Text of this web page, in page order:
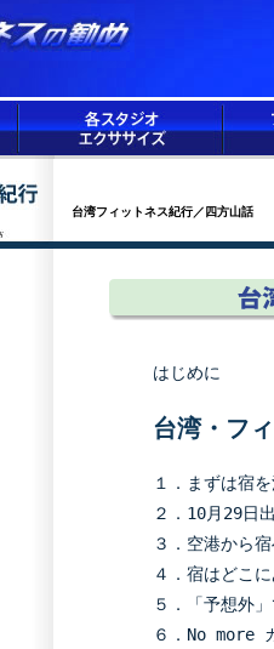
台湾フィットネス紀行／四方山話
はじめに
台湾・フ
１． まずは宿
２． 10月29日
３． 空港から
４． 宿はどこ
５．
「予想外
６． No more